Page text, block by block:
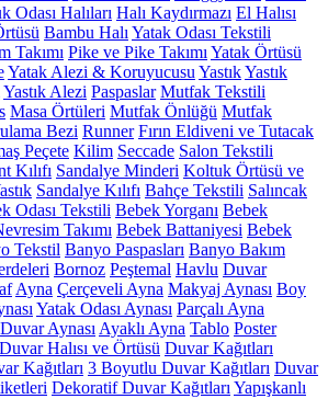
Odası Halıları Halı Kaydırmazı El Halısı
Bambu Halı Yatak Odası Tekstili
Takımı Pike ve Pike Takımı Yatak Örtüsü
Yatak Alezi & Koruyucusu YastıkYastık
Yastık Alezi Paspaslar Mutfak Tekstili
Masa Örtüleri Mutfak Önlüğü Mutfak
Bezi Runner Fırın Eldiveni ve Tutacak
Peçete Kilim Seccade Salon Tekstili
Kılıfı Sandalye Minderi Koltuk Örtüsü ve
Sandalye Kılıfı Bahçe Tekstili Salıncak
Odası Tekstili Bebek Yorganı Bebek
Takımı Bebek Battaniyesi Bebek
Tekstil Banyo Paspasları Banyo Bakım
Bornoz Peştemal Havlu Duvar
Ayna Çerçeveli Ayna Makyaj Aynası Boy
Yatak Odası Aynası Parçalı Ayna
Duvar Aynası Ayaklı Ayna Tablo Poster
Duvar Halısı ve Örtüsü Duvar Kağıtları
Kağıtları 3 Boyutlu Duvar Kağıtları Duvar
Dekoratif Duvar Kağıtları Yapışkanlı